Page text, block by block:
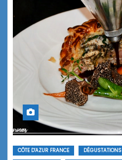
CÔTE D'AZUR FRANCE DÉGUSTATIONS